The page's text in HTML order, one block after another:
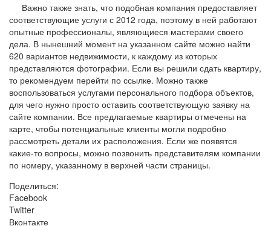
Важно также знать, что подобная компания предоставляет
соответствующие услуги с 2012 года, поэтому в ней работают
опытные профессионалы, являющиеся мастерами своего
дела. В нынешний момент на указанном сайте можно найти
620 вариантов недвижимости, к каждому из которых
представляются фотографии. Если вы решили сдать квартиру,
то рекомендуем перейти по ссылке. Можно также
воспользоваться услугами персонального подбора объектов,
для чего нужно просто оставить соответствующую заявку на
сайте компании. Все предлагаемые квартиры отмечены на
карте, чтобы потенциальные клиенты могли подробно
рассмотреть детали их расположения. Если же появятся
какие-то вопросы, можно позвонить представителям компании
по номеру, указанному в верхней части страницы.
Поделиться:
Facebook
Twitter
Вконтакте